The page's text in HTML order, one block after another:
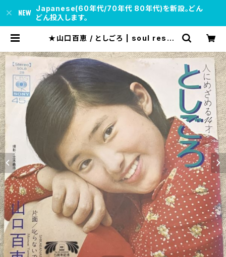
Japanese(60年代/70年代 80年代)を新設。どん
どん投入します。
★山口百恵 / としごろ | soul respe